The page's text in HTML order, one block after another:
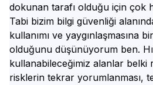
dokunan tarafı olduğu için çok
Tabi bizim bilgi güvenliği
kullanımı ve yaygınlaşmasına
olduğunu düşünüyorum ben.
kullanabileceğimiz alanlar belki
risklerin tekrar yorumlanması,